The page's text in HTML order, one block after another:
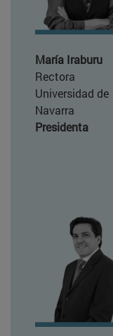
María Iraburu
Rectora
Universidad de
Navarra
Presidenta